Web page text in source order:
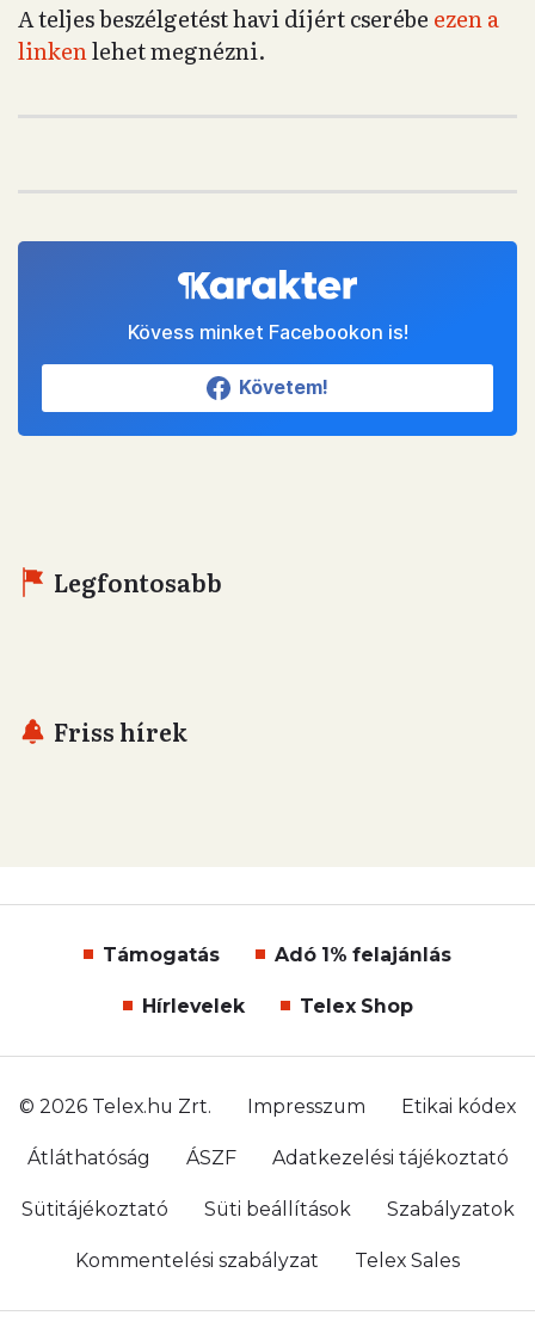
A teljes beszélgetést havi díjért cserébe ezen a
linkenlehet megnézni.
Kövess minket Facebookon is!
Követem!
Legfontosabb
Friss hírek
Támogatás Adó 1% felajánlás
Hírlevelek Telex Shop
© 2026 Telex.hu Zrt. Impresszum Etikai kódex
Átláthatóság ÁSZF Adatkezelési tájékoztató
Sütitájékoztató Süti beállítások Szabályzatok
Kommentelési szabályzat Telex Sales